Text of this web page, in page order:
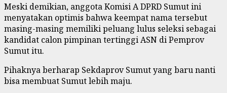
Meski demikian, anggota Komisi A DPRD Sumut ini
menyatakan optimis bahwa keempat nama tersebut
masing-masing memiliki peluang lulus seleksi sebagai
kandidat calon pimpinan tertinggi ASN di Pemprov
Sumut itu.
Pihaknya berharap Sekdaprov Sumut yang baru nanti
bisa membuat Sumut lebih maju.